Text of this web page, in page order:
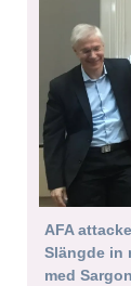
AFA
Slängde in
med